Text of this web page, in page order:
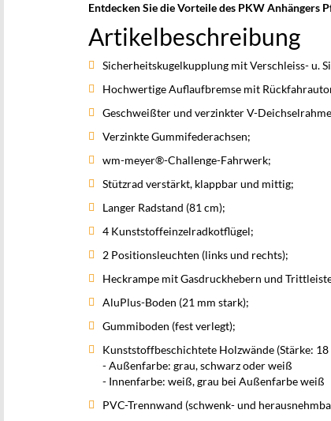
Entdecken Sie die Vorteile des PKW Anhängers
Artikelbeschreibung
Sicherheitskugelkupplung mit Verschleiss- u.
Hochwertige Auflaufbremse mit
Geschweißter und verzinkter V-
Verzinkte Gummifederachsen;
wm-meyer®-Challenge-Fahrwerk;
Stützrad verstärkt, klappbar und mittig;
Langer Radstand (81 cm);
4 Kunststoffeinzelradkotflügel;
2 Positionsleuchten (links und rechts);
Heckrampe mit Gasdruckhebern und
AluPlus-Boden (21 mm stark);
Gummiboden (fest verlegt);
Kunststoffbeschichtete Holzwände (Stärke:
- Außenfarbe: grau, schwarz oder weiß
- Innenfarbe: weiß, grau bei Außenfarbe weiß
PVC-Trennwand (schwenk- und